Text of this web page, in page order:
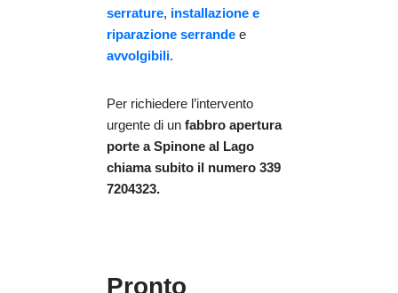
serrature, installazione e
riparazione serrande e
avvolgibili.
Per richiedere l’intervento
urgente di un fabbro apertura
porte a Spinone al Lago
chiama subito il numero 339
7204323.
Pronto